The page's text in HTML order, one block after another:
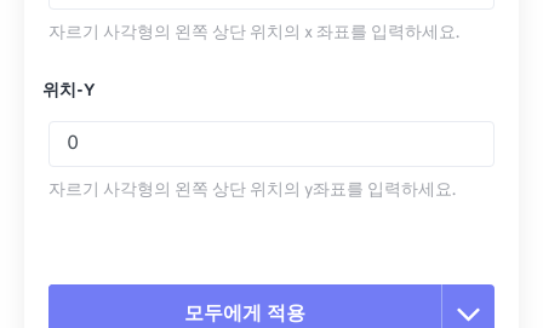
자르기 사각형의 왼쪽 상단 위치의 x 좌표를 입력하세요.
위치-Y
자르기 사각형의 왼쪽 상단 위치의 y좌표를 입력하세요.
모두에게 적용